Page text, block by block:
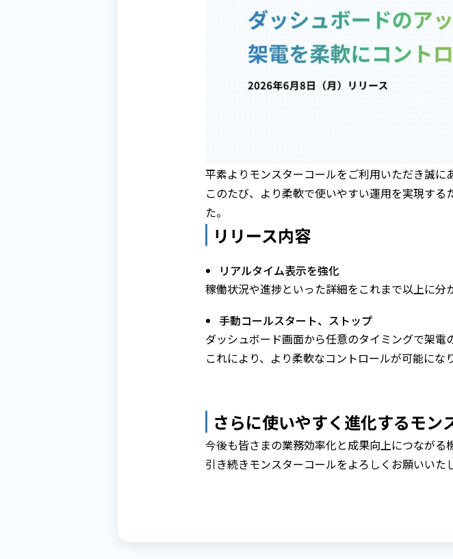
平素よりモンスターコールをご利用いただき誠に
このたび、より柔軟で使いやすい運用を実現す
た。
リリース内容
リアルタイム表示を強化
稼働状況や進捗といった詳細をこれまで以上に分
手動コールスタート、ストップ
ダッシュボード画面から任意のタイミングで架電
これにより、より柔軟なコントロールが可能になり
さらに使いやすく進化するモン
今後も皆さまの業務効率化と成果向上につながる
引き続きモンスターコールをよろしくお願いいた